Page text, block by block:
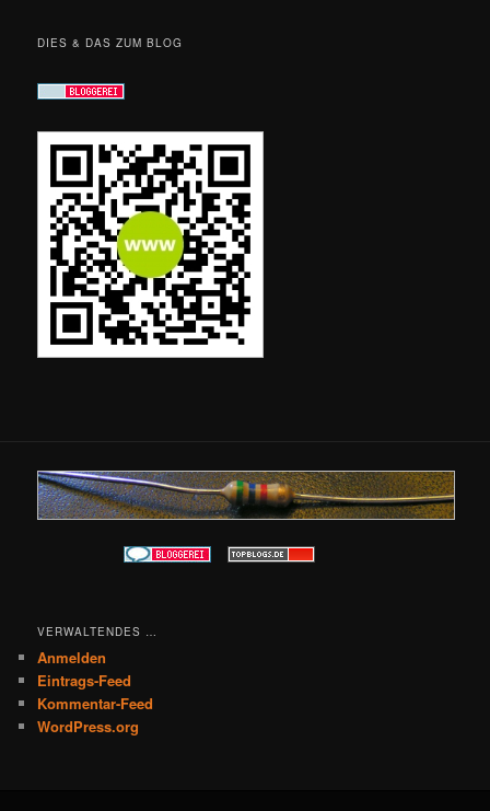
DIES & DAS ZUM BLOG
VERWALTENDES …
Anmelden
Eintrags-Feed
Kommentar-Feed
WordPress.org